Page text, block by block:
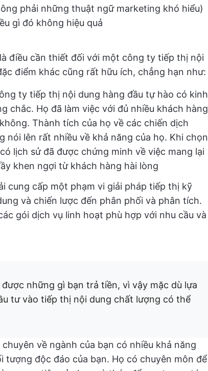
phải những thuật ngữ marketing khó hiểu)
gì đó không hiệu quả
điều cần thiết đối với một công ty tiếp thị nội
điểm khác cũng rất hữu ích, chẳng hạn như:
ty tiếp thị nội dung hàng đầu tự hào có kinh
chắc. Họ đã làm việc với đủ nhiều khách hàng
Thành tích của họ về các chiến dịch
nói lên rất nhiều về khả năng của họ. Khi chọn
lịch sử đã được chứng minh về việc mang lại
khen ngợi từ khách hàng hài lòng
cung cấp một phạm vi giải pháp tiếp thị kỹ
và chiến lược đến phân phối và phân tích.
gói dịch vụ linh hoạt phù hợp với nhu cầu và
được những gì bạn trả tiền, vì vậy mặc dù lựa
tư vào tiếp thị nội dung chất lượng có thể
về ngành của bạn có nhiều khả năng
độc đáo của bạn. Họ có chuyên môn để